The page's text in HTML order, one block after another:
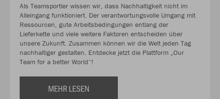
Als Teamsportler wissen wir, dass Nachhaltigkeit nicht im
Alleingang funktioniert. Der verantwortungsvolle Umgang mit
Ressourcen, gute Arbeitsbedingungen entlang der
Lieferkette und viele weitere Faktoren entscheiden über
unsere Zukunft. Zusammen können wir die Welt jeden Tag
nachhaltiger gestalten. Entdecke jetzt die Plattform „Our
Team for a better World“!
MEHR LESEN